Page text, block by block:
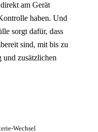
am Gerät
haben. Und
sorgt dafür, dass
sind, mit bis zu
zusätzlichen
Wechsel